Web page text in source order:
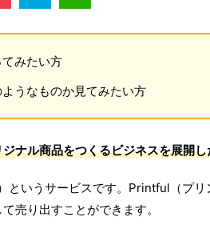
みたい方
うなものか見てみたい方
ナル商品をつくるビジネスを展開し
いうサービスです。Printful（プリ
売り出すことができます。